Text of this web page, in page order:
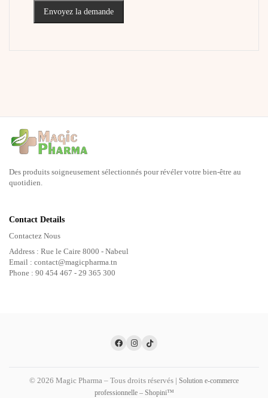
Envoyez la demande
Des produits soigneusement sélectionnés pour révéler votre bien-être au
quotidien.
Contact Details
Contactez Nous
Address : Rue le Caire 8000 - Nabeul
Email : contact@magicpharma.tn
Phone : 90 454 467 - 29 365 300
© 2026 Magic Pharma – Tous droits réservés | Solution e-commerce
professionnelle – Shopini™